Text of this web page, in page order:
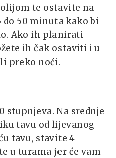
te ostavite na
50 minuta kako bi
Ako ih planirati
ih čak ostaviti i u
preko noći.
stupnjeva. Na srednje
tavu od lijevanog
tavu, stavite 4
u turama jer će vam